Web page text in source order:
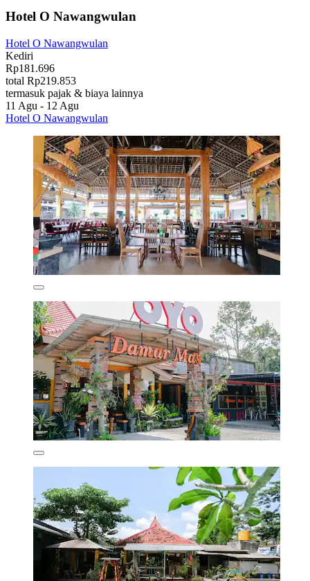
Hotel O Nawangwulan
Hotel O Nawangwulan
Kediri
Rp181.696
total Rp219.853
termasuk pajak & biaya lainnya
11 Agu - 12 Agu
Hotel O Nawangwulan